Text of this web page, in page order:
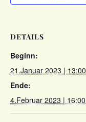
DETAILS
Beginn:
21.Januar 2023 | 13:00
Ende:
4.Februar 2023 | 16:00